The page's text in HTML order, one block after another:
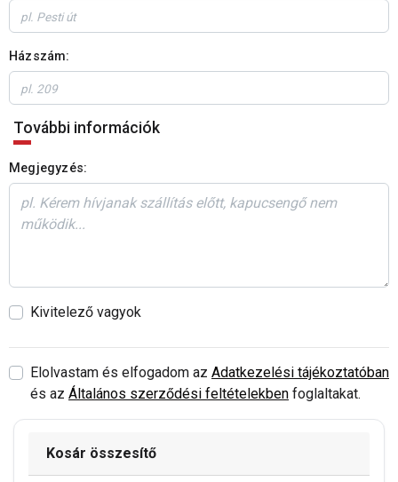
Házszám:
További információk
Megjegyzés:
Kivitelező vagyok
Elolvastam és elfogadom az Adatkezelési tájékoztatóban
és az Általános szerződési feltételekben foglaltakat.
Kosár összesítő